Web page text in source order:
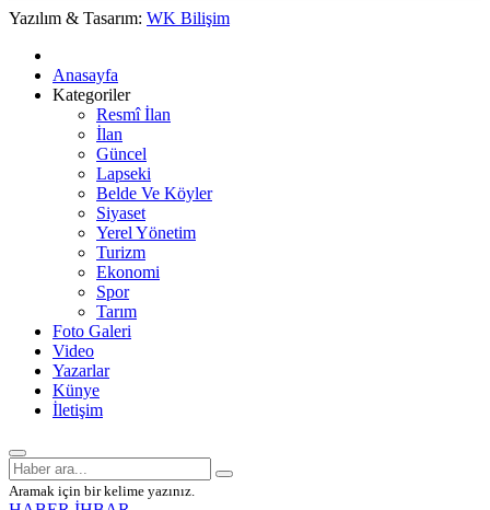
Yazılım & Tasarım: WK Bilişim
Anasayfa
Kategoriler
Resmî İlan
İlan
Güncel
Lapseki
Belde Ve Köyler
Siyaset
Yerel Yönetim
Turizm
Ekonomi
Spor
Tarım
Foto Galeri
Video
Yazarlar
Künye
İletişim
Aramak için bir kelime yazınız.